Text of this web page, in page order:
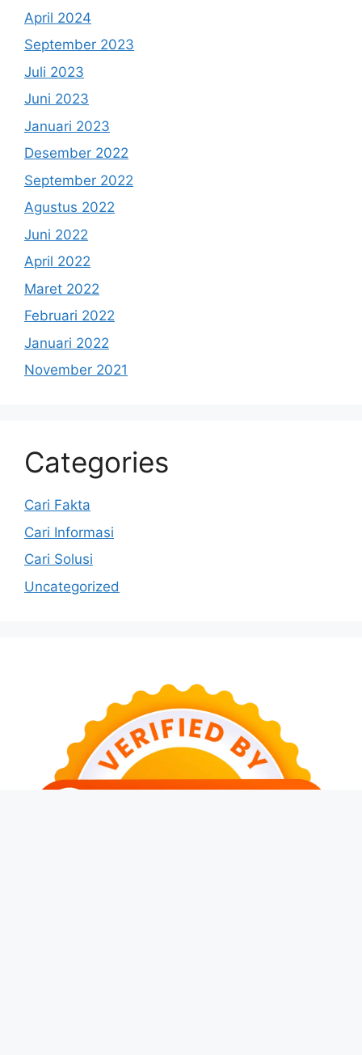
April 2024
September 2023
Juli 2023
Juni 2023
Januari 2023
Desember 2022
September 2022
Agustus 2022
Juni 2022
April 2022
Maret 2022
Februari 2022
Januari 2022
November 2021
Categories
Cari Fakta
Cari Informasi
Cari Solusi
Uncategorized